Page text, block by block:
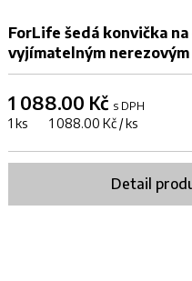
ForLife šedá konvička na
vyjímatelným
1 088.00 Kč s DPH
1 ks 1 088.00 Kč / ks
Detail